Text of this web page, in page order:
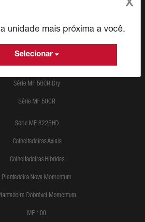
Série MF 7300 Dyna-3
Série MF 8700 S Dyna-VT
Série MF 560R Dry
Série MF 500R
Série MF 8225HD
Colheitadeiras Axiais
Colheitadeiras Híbridas
Plantadeira Nova Momentum
Dobrável Momentum
MF 100
X
unidade mais próxima a você.
Selecionar